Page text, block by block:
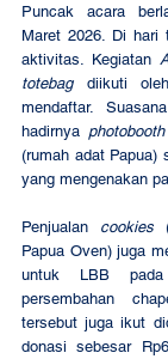
Puncak acara
Maret 2026. Di hari
aktivitas. Kegiatan
totebag diikuti
mendaftar.
hadirnya photobooth
(rumah adat Papua)
yang mengenakan
Penjualan cookies
Papua Oven) juga
untuk LBB
persembahan
tersebut juga ikut
donasi sebesar